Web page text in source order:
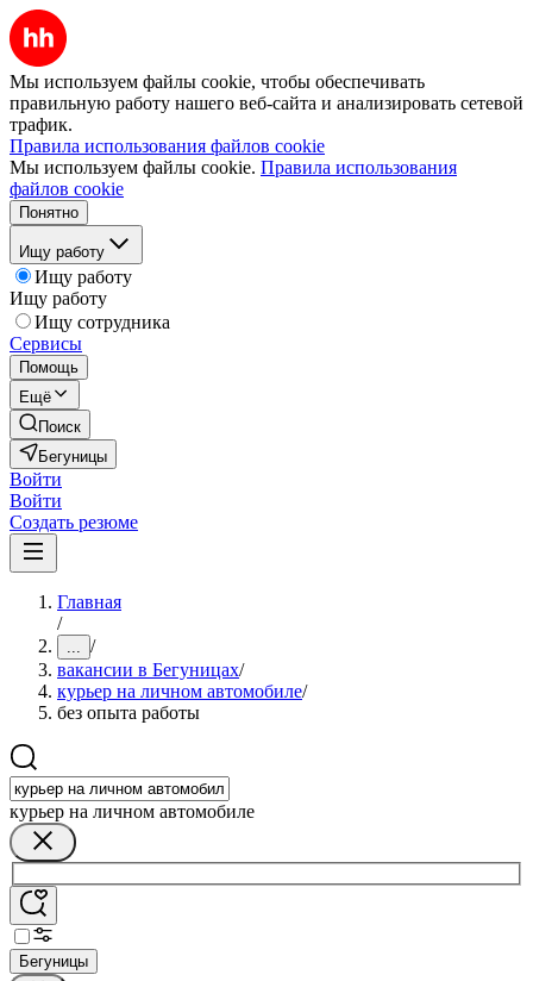
Мы используем файлы cookie, чтобы обеспечивать
правильную работу нашего веб-сайта и анализировать сетевой
трафик.
Правила использования файлов cookie
Мы используем файлы cookie. Правила использования
файлов cookie
Понятно
Ищу работу
Ищу работу
Ищу работу
Ищу сотрудника
Сервисы
Помощь
Ещё
Поиск
Бегуницы
Войти
Войти
Создать резюме
Главная
/
... /
вакансии в Бегуницах/
курьер на личном автомобиле/
без опыта работы
курьер на личном автомобиле
Бегуницы